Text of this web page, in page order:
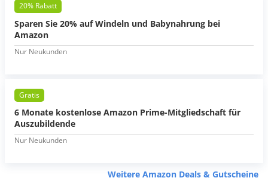
20% Rabatt
Sparen Sie 20% auf Windeln und Babynahrung bei
Amazon
Nur Neukunden
Gratis
6 Monate kostenlose Amazon Prime-Mitgliedschaft für
Auszubildende
Nur Neukunden
Weitere Amazon Deals & Gutscheine